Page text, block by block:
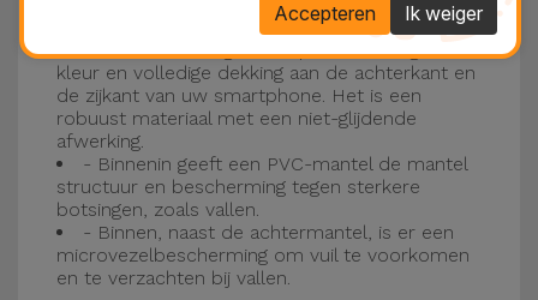
- Een eerste laag van Liquid Silicone geeft de
kleur en volledige dekking aan de achterkant en
de zijkant van uw smartphone. Het is een
robuust materiaal met een niet-glijdende
afwerking.
- Binnenin geeft een PVC-mantel de mantel
structuur en bescherming tegen sterkere
botsingen, zoals vallen.
- Binnen, naast de achtermantel, is er een
microvezelbescherming om vuil te voorkomen
en te verzachten bij vallen.
Ik weiger
Accepteren